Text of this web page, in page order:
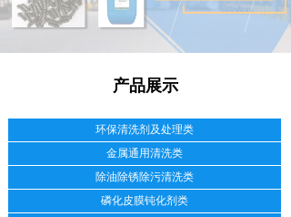
新闻资讯
网上商城
产品展示
环保清洗剂及处理类
金属通用清洗类
除油除锈除污清洗类
磷化皮膜钝化剂类